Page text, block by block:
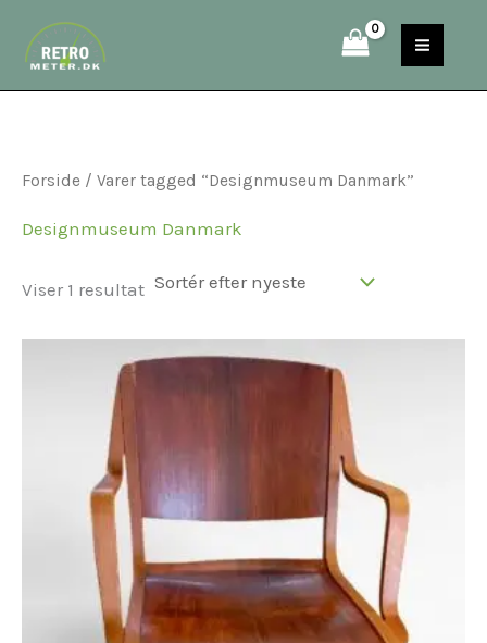
indholdet
e
a
Forside / Varer tagged “Designmuseum Danmark”
Designmuseum Danmark
Viser 1 resultat